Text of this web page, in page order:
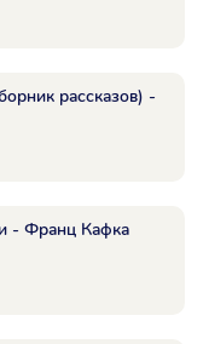
рассказов) -
- Франц Кафка